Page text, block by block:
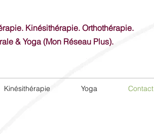
Kinésithérapie. Orthothérapie.
& Yoga (Mon Réseau Plus).
Kinésithérapie Yoga Contact